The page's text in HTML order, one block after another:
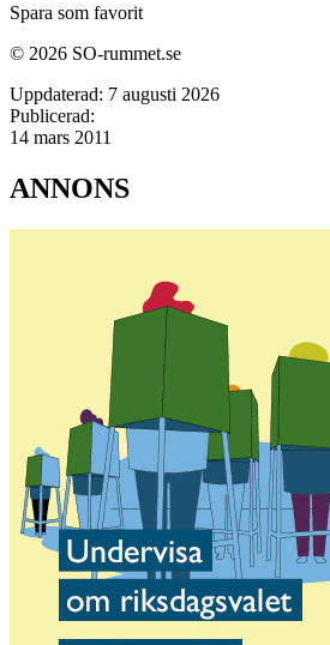
Spara som favorit
© 2026 SO-rummet.se
Uppdaterad: 7 augusti 2026
Publicerad:
14 mars 2011
ANNONS